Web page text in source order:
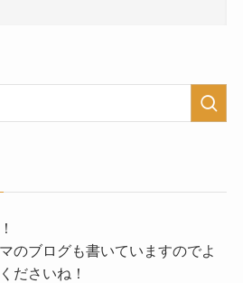
のブログも書いていますのでよ
ださいね！